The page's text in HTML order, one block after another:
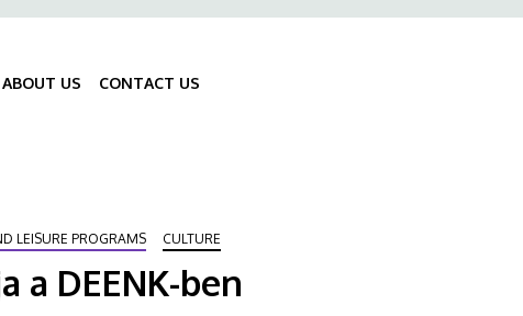
ABOUT US CONTACT US
LEISURE PROGRAMS CULTURE
a DEENK-ben